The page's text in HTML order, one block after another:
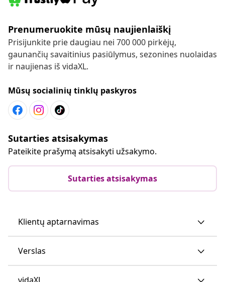
Prenumeruokite mūsų naujienlaiškį
Prisijunkite prie daugiau nei 700 000 pirkėjų,
gaunančių savaitinius pasiūlymus, sezonines nuolaidas
ir naujienas iš vidaXL.
Mūsų socialinių tinklų paskyros
Sutarties atsisakymas
Pateikite prašymą atsisakyti užsakymo.
Sutarties atsisakymas
Klientų aptarnavimas
Verslas